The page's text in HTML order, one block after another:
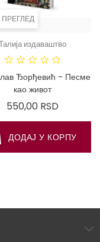
ПРЕГЛЕД
издаваштво
Ђорђевић - Песме
као живот
550,00 RSDЦена
ДОДАЈ У КОРПУ